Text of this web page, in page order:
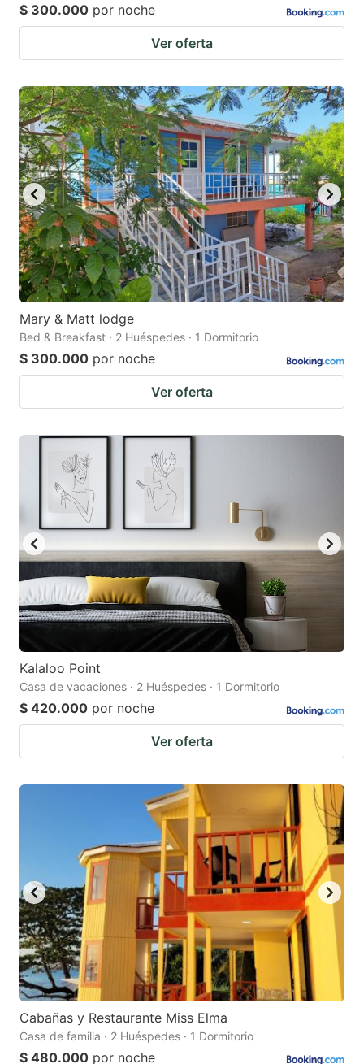
$ 300.000 por noche
Ver oferta
Mary & Matt lodge
Bed & Breakfast · 2 Huéspedes · 1 Dormitorio
$ 300.000 por noche
Ver oferta
Kalaloo Point
Casa de vacaciones · 2 Huéspedes · 1 Dormitorio
$ 420.000 por noche
Ver oferta
Cabañas y Restaurante Miss Elma
Casa de familia · 2 Huéspedes · 1 Dormitorio
$ 480.000 por noche